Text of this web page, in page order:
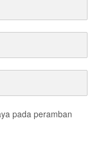
pada peramban